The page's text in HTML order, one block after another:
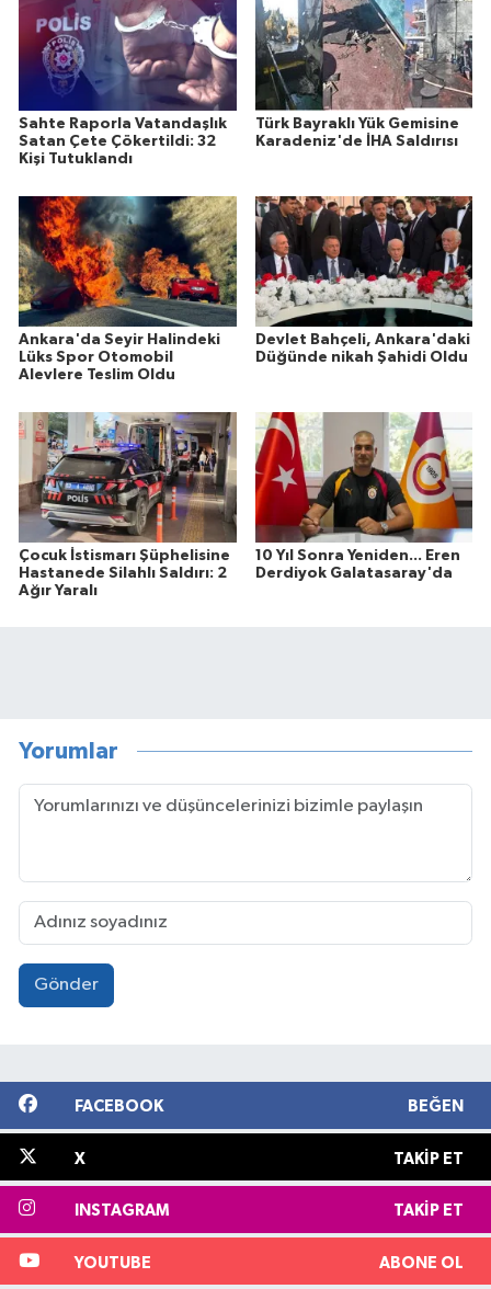
Sahte Raporla Vatandaşlık
Satan Çete Çökertildi: 32
Kişi Tutuklandı
Türk Bayraklı Yük Gemisine
Karadeniz'de İHA Saldırısı
Ankara'da Seyir Halindeki
Lüks Spor Otomobil
Alevlere Teslim Oldu
Devlet Bahçeli, Ankara'daki
Düğünde nikah Şahidi Oldu
Çocuk İstismarı Şüphelisine
Hastanede Silahlı Saldırı: 2
Ağır Yaralı
10 Yıl Sonra Yeniden... Eren
Derdiyok Galatasaray'da
Yorumlar
Gönder
FACEBOOK BEĞEN
X TAKIP ET
INSTAGRAM TAKIP ET
YOUTUBE ABONE OL